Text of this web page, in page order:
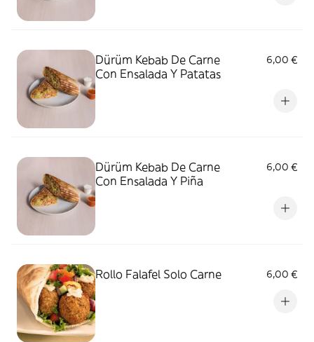
Dürüm Kebab De Carne
Con Ensalada Y Patatas
6,00 €
Dürüm Kebab De Carne
Con Ensalada Y Piña
6,00 €
Rollo Falafel Solo Carne 6,00 €